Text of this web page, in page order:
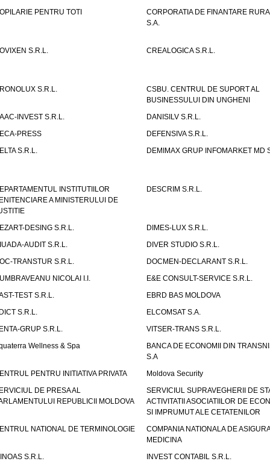
PENTRU TOTI
CORPORATIA DE FINANTARE
S.A.
S.R.L. CREALOGICA S.R.L.
S.R.L.
CSBU. CENTRUL DE SUPORT AL
BUSINESSULUI DIN UNGHENI
INVEST S.R.L.
DANISILV S.R.L.
PRESS
DEFENSIVA S.R.L.
S.R.L.
DEMIMAX GRUP INFOMARKET MD
INSTITUTIILOR
A MINISTERULUI DE
DESCRIM S.R.L.
DESING S.R.L.
DIMES-LUX S.R.L.
AUDIT S.R.L.
DIVER STUDIO S.R.L.
TRANSTUR S.R.L.
DOCMEN-DECLARANT S.R.L.
NICOLAI I.I.
E&E CONSULT-SERVICE S.R.L.
TEST S.R.L.
EBRD BAS MOLDOVA
S.R.L.
ELCOMSAT S.A.
GRUP S.R.L.
VITSER-TRANS S.R.L.
Wellness & Spa
BANCA DE ECONOMII DIN
S.A
PENTRU INITIATIVA PRIVATA
Moldova Security
DE PRESA AL
REPUBLICII MOLDOVA
SERVICIUL SUPRAVEGHERII DE
ACTIVITATII ASOCIATIILOR DE
SI IMPRUMUT ALE CETATENILOR
NATIONAL DE TERMINOLOGIE
COMPANIA NATIONALA DE
MEDICINA
S.R.L.
INVEST CONTABIL S.R.L.